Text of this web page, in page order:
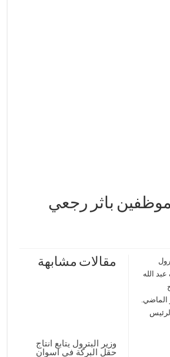
مذكرة التفاهم لربط اكتشافات الشركة في قبرص
باثر رجعي
مقالات مشابهة
وزير البترول يتابع انتاج
حقل البركة في اسوان
الله